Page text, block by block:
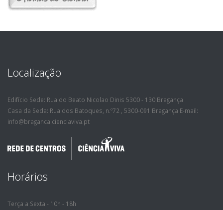
Localização
Edifício Sede: Rua do Beato Nicolao Dinis 5300 - 130 Bragança
Casa da Seda: Rua dos Batoques, n.º72 , 5300-091 Bragança E-mail:
info@braganca.cienciaviva.pt
Horários
Terça a Sexta - 10h - 18h